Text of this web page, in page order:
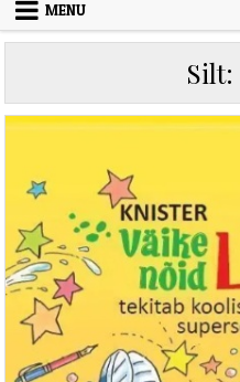
MENU
Silt: